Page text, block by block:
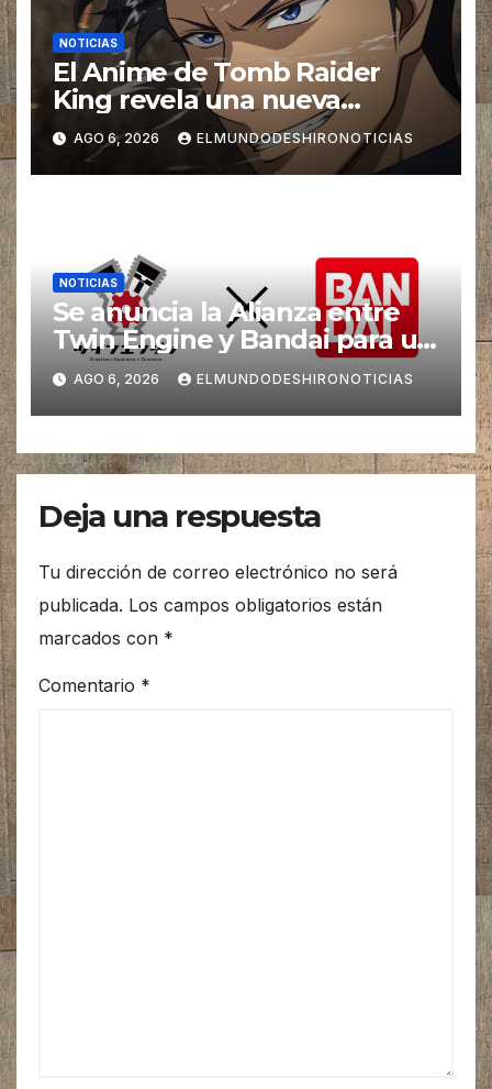
NOTICIAS
El Anime de Tomb Raider
King revela una nueva
imagen promocional
AGO 6, 2026 ELMUNDODESHIRONOTICIAS
NOTICIAS
Se anuncia la Alianza entre
Twin Engine y Bandai para un
nuevos Animes
AGO 6, 2026 ELMUNDODESHIRONOTICIAS
Deja una respuesta
Tu dirección de correo electrónico no será
publicada. Los campos obligatorios están
marcados con *
Comentario *